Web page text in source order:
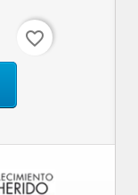
favorite_border